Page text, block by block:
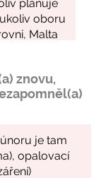
znovu,
(a)